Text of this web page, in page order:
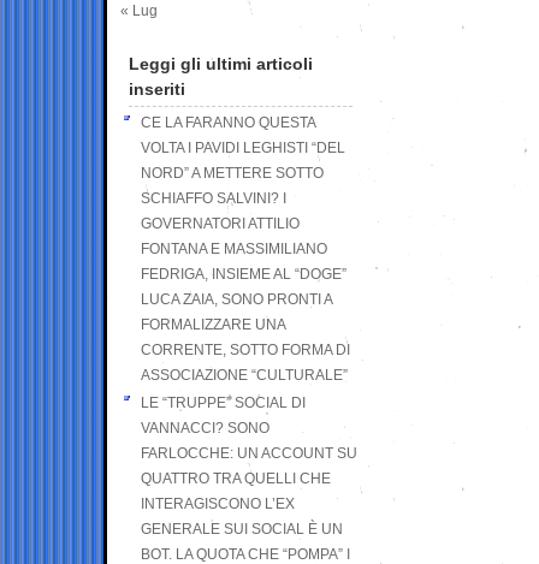
« Lug
Leggi gli ultimi articoli
inseriti
CE LA FARANNO QUESTA
VOLTA I PAVIDI LEGHISTI “DEL
NORD” A METTERE SOTTO
SCHIAFFO SALVINI? I
GOVERNATORI ATTILIO
FONTANA E MASSIMILIANO
FEDRIGA, INSIEME AL “DOGE”
LUCA ZAIA, SONO PRONTI A
FORMALIZZARE UNA
CORRENTE, SOTTO FORMA DI
ASSOCIAZIONE “CULTURALE”
LE “TRUPPE” SOCIAL DI
VANNACCI? SONO
FARLOCCHE: UN ACCOUNT SU
QUATTRO TRA QUELLI CHE
INTERAGISCONO L’EX
GENERALE SUI SOCIAL È UN
BOT. LA QUOTA CHE “POMPA” I